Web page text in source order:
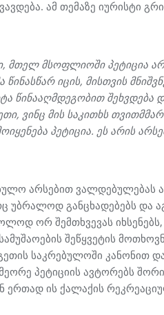
ამ თემაზე იურისტი
, მთელ მსოფლიოში პეტიცია
წინასწარ იცის, მისთვის
წინააღმდეგობით შეხვდება
, ვინც მის საკითხს
პეტიცია. ეს არის
არსებით ვალდებულებას
უბრალოდ განცხადებებს და
ორ შემთხვევას
შეწყვეტის
საკრებულოში კანონით
პეტიციის ავტორებს
ერთად ის ქალაქის